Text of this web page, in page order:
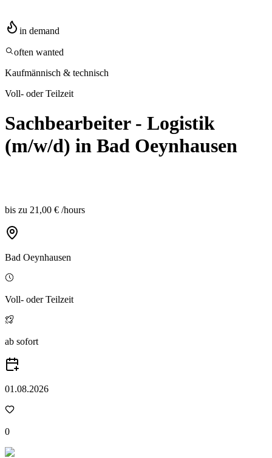
in demand
often wanted
Kaufmännisch & technisch
Voll- oder Teilzeit
Sachbearbeiter - Logistik
(m/w/d) in Bad Oeynhausen
bis zu 21,00 € /hours
Bad Oeynhausen
Voll- oder Teilzeit
ab sofort
01.08.2026
0